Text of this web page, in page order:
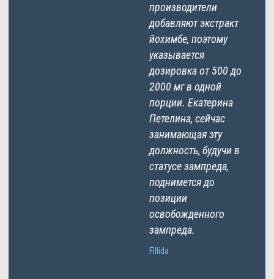
производители
добавляют экстракт
йохимбе, поэтому
указывается
дозировка от 500 до
2000 мг в одной
порции. Екатерина
Петелина, сейчас
занимающая эту
должность, будучи в
статусе зампреда,
поднимется до
позиции
освобожденного
зампреда.
Fillida